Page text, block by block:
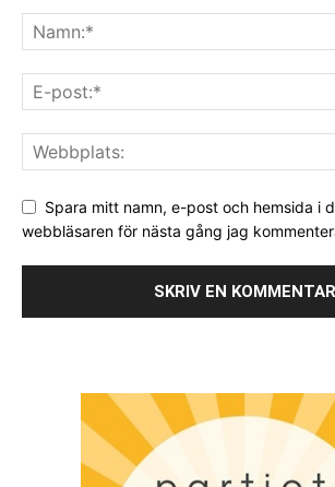
Spara mitt namn, e-post och hemsida i
webbläsaren för nästa gång jag